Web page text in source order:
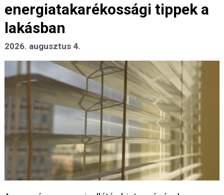
energiatakarékossági tippek a
lakásban
2026. augusztus 4.